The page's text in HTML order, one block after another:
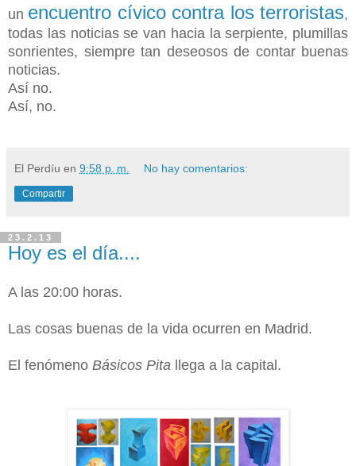
un encuentro cívico contra los terroristas,
todas las noticias se van hacia la serpiente, plumillas
sonrientes, siempre tan deseosos de contar buenas
noticias.
Así no.
Así, no.
El Perdíu en 9:58 p. m. No hay comentarios:
Compartir
23.2.13
Hoy es el día....
A las 20:00 horas.
Las cosas buenas de la vida ocurren en Madrid.
El fenómeno Básicos Pita llega a la capital.